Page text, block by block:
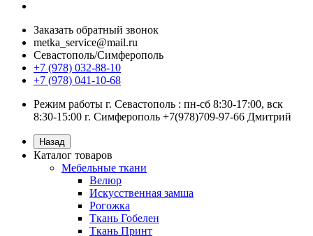
Заказать обратный звонок
metka_service@mail.ru
Севастополь/Симферополь
+7 (978) 032-88-10
+7 (978) 041-10-68
Режим работы г. Севастополь : пн-сб 8:30-17:00, вск
8:30-15:00 г. Симферополь +7(978)709-97-66 Дмитрий
Назад
Каталог товаров
Мебельные ткани
Велюр
Искусственная замша
Рогожка
Ткань Гобелен
Ткань Принт